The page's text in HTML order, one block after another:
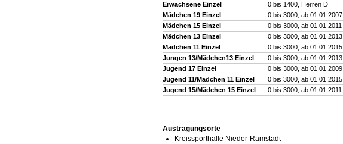
Erwachsene Einzel
0 bis 1400, Herren D
Mädchen 19 Einzel
0 bis 3000, ab 01.01.2007
Mädchen 15 Einzel
0 bis 3000, ab 01.01.2011
Mädchen 13 Einzel
0 bis 3000, ab 01.01.2013
Mädchen 11 Einzel
0 bis 3000, ab 01.01.2015
Jungen 13/Mädchen13 Einzel
0 bis 3000, ab 01.01.2013
Jugend 17 Einzel
0 bis 3000, ab 01.01.2009
Jugend 11/Mädchen 11 Einzel
0 bis 3000, ab 01.01.2015
Jugend 15/Mädchen 15 Einzel
0 bis 3000, ab 01.01.2011
Austragungsorte
Kreissporthalle Nieder-Ramstadt